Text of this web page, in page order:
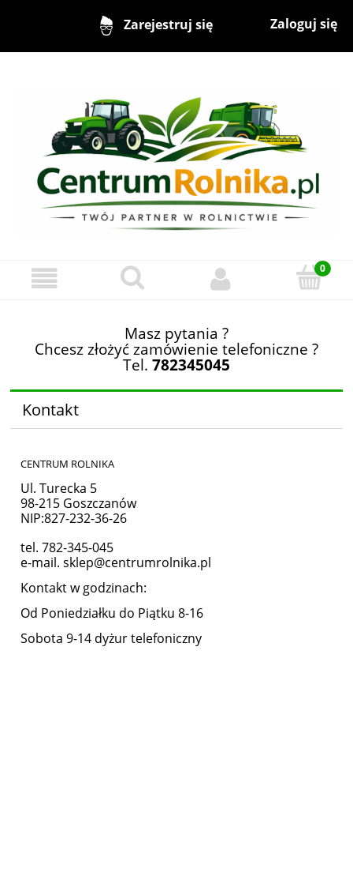
Zarejestruj się Zaloguj się
Masz pytania ?
Chcesz złożyć zamówienie telefoniczne ?
Tel. 782345045
Kontakt
CENTRUM ROLNIKA
Ul. Turecka 5
98-215 Goszczanów
NIP:827-232-36-26
tel. 782-345-045
e-mail. sklep@centrumrolnika.pl
Kontakt w godzinach:
Od Poniedziałku do Piątku 8-16
Sobota 9-14 dyżur telefoniczny